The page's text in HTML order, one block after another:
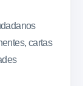
cartas